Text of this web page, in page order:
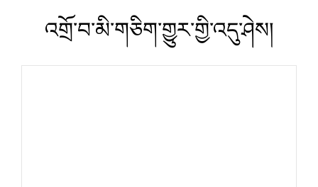
འགྲོ་བ་མི་གཅིག་གྱུར་གྱི་འདུ་ཤེས།